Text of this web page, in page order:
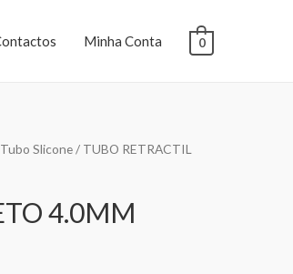
Minha Conta 0
Slicone/ TUBO RETRACTIL
4.0MM